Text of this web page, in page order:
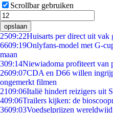
Scrollbar gebruiken
opslaan
2509:22Huisarts per direct uit vak
6609:19Onlyfans-model met G-
maan
309:14Niewiadoma profiteert van
2609:07CDA en D66 willen
ongemerkt filmen
2109:06Italië hindert reizigers uit
409:06Trailers kijken: de
3609:03Voedselprijzen